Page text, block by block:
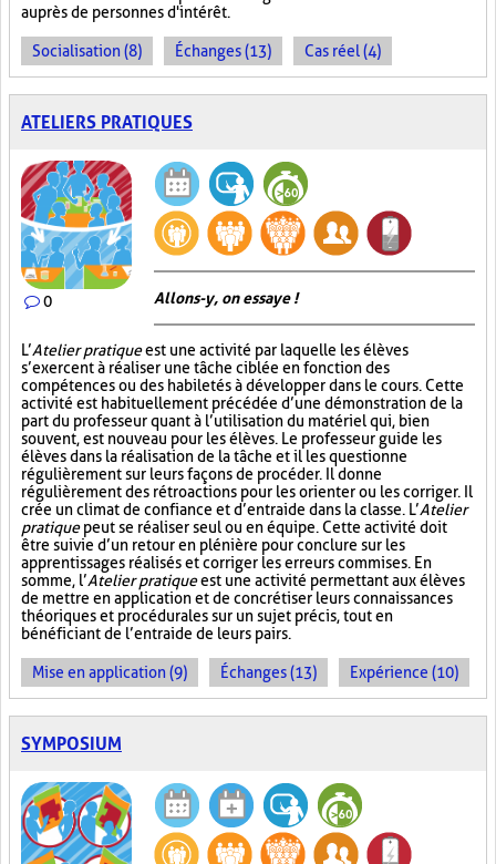
auprès de personnes d'intérêt.
Socialisation (8) Échanges (13) Cas réel (4)
ATELIERS PRATIQUES
0 Allons-y, on essaye !
L’Atelier pratiqueest une activité par laquelle les élèves
s’exercent à réaliser une tâche ciblée en fonction des
compétences ou des habiletés à développer dans le cours. Cette
activité est habituellement précédée d’une démonstration de la
part du professeur quant à l’utilisation du matériel qui, bien
souvent, est nouveau pour les élèves. Le professeur guide les
élèves dans la réalisation de la tâche et il les questionne
régulièrement sur leurs façons de procéder. Il donne
régulièrement des rétroactions pour les orienter ou les corriger. Il
crée un climat de confiance et d’entraide dans la classe. L’Atelier
pratiquepeut se réaliser seul ou en équipe. Cette activité doit
être suivie d’un retour en plénière pour conclure sur les
apprentissages réalisés et corriger les erreurs commises. En
somme, l’Atelier pratiqueest une activité permettant aux élèves
de mettre en application et de concrétiser leurs connaissances
théoriques et procédurales sur un sujet précis, tout en
bénéficiant de l’entraide de leurs pairs.
Mise en application (9) Échanges (13) Expérience (10)
SYMPOSIUM